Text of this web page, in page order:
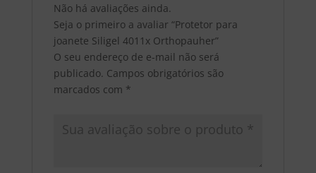
Não há avaliações ainda.
Seja o primeiro a avaliar “Protetor para
joanete Siligel 4011x Orthopauher”
O seu endereço de e-mail não será
publicado. Campos obrigatórios são
marcados com *